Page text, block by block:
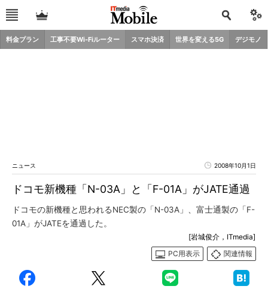
料金プラン 工事不要Wi-Fiルーター スマホ決済 世界を変える5G デジモノ
ニュース 2008年10月1日
ドコモ新機種「N-03A」と「F-01A」がJATE通過
ドコモの新機種と思われるNEC製の「N-03A」、富士通製の「F-
01A」がJATEを通過した。
[岩城俊介，ITmedia]
PC用表示
関連情報